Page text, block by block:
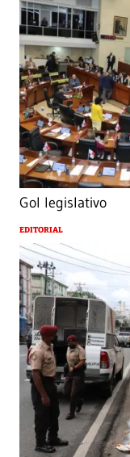
Gol legislativo
EDITORIAL